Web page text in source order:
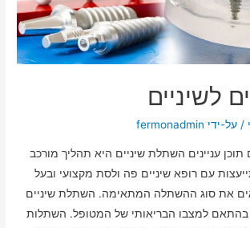
לשיניים
/ על-ידי fermonadmin
תוכן עניינים השתלת שיניים היא תהליך מורכב
עם רופא שיניים פה ולסת מקצועי ובעל
את סוג ההשתלה המתאימה. השתלת שיניים
בהתאם למצבו הבריאותי של המטופל. השתלות